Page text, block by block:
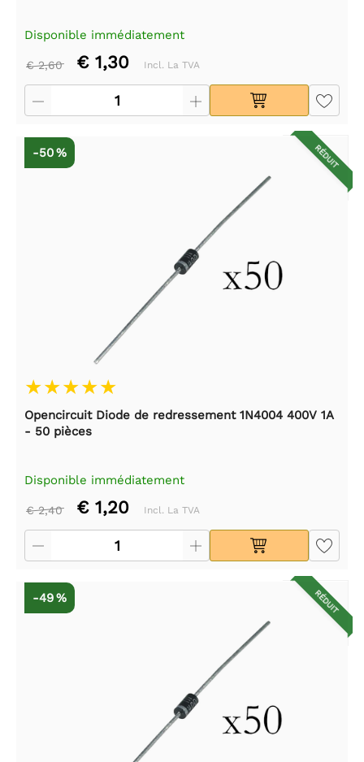
Disponible immédiatement
€ 2,60 € 1,30 Incl. La TVA
RÉDUIT
-50 %
Opencircuit Diode de redressement 1N4004 400V 1A
- 50 pièces
Disponible immédiatement
€ 2,40 € 1,20 Incl. La TVA
RÉDUIT
-49 %